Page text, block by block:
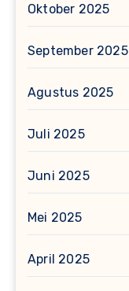
Oktober 2025
September 2025
Agustus 2025
Juli 2025
Juni 2025
Mei 2025
April 2025